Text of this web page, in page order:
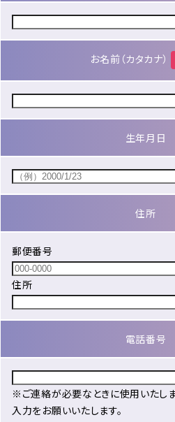
お名前（カタカナ）
生年月日
住所
郵便番号
住所
電話番号
※ご連絡が必要なときに使用いたし
入力をお願いいたします。